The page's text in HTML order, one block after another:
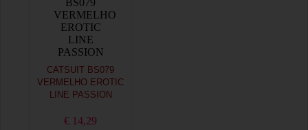
CATSUIT BS079
VERMELHO EROTIC
LINE PASSION
€ 14,29